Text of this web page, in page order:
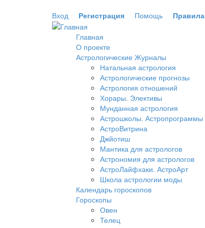
Вход
Регистрация Помощь Правила
Главная
О проекте
Астрологические Журналы
Натальная астрология
Астрологические прогнозы
Астрология отношений
Хорары. Элективы
Мунданная астрология
Астрошколы. Астропрограммы
АстроВитрина
Джйотиш
Мантика для астрологов
Астрономия для астрологов
АстроЛайфхаки. АстроАрт
Школа астрологии моды
Календарь гороскопов
Гороскопы
Овен
Телец